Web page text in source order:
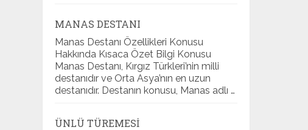
MANAS DESTANI
Manas Destanı Özellikleri Konusu
Hakkında Kısaca Özet Bilgi Konusu
Manas Destanı, Kırgız Türkleri’nin milli
destanıdır ve Orta Asya’nın en uzun
destanıdır. Destanın konusu, Manas adlı …
ÜNLÜ TÜREMESI